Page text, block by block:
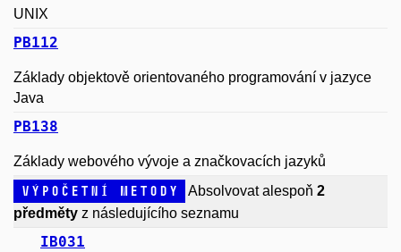
UNIX
PB112
Základy objektově orientovaného programování v jazyce
Java
PB138
Základy webového vývoje a značkovacích jazyků
Výpočetní metody Absolvovat alespoň 2
předměty z následujícího seznamu
IB031